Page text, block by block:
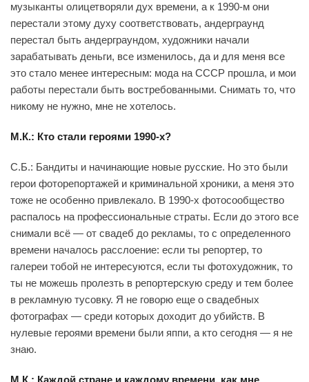
музыканты олицетворяли дух времени, а к 1990-м они
перестали этому духу соответствовать, андерграунд
перестал быть андерграундом, художники начали
зарабатывать деньги, все изменилось, да и для меня все
это стало менее интересным: мода на СССР прошла, и мои
работы перестали быть востребованными. Снимать то, что
никому не нужно, мне не хотелось.
М.К.: Кто стали героями 1990-х?
С.Б.: Бандиты и начинающие новые русские. Но это были
герои фоторепортажей и криминальной хроники, а меня это
тоже не особенно привлекало. В 1990-х фотосообщество
распалось на профессиональные страты. Если до этого все
снимали всё — от свадеб до рекламы, то с определенного
времени началось расслоение: если ты репортер, то
галереи тобой не интересуются, если ты фотохудожник, то
ты не можешь пролезть в репортерскую среду и тем более
в рекламную тусовку. Я не говорю еще о свадебных
фотографах — среди которых доходит до убийств. В
нулевые героями времени были яппи, а кто сегодня — я не
знаю.